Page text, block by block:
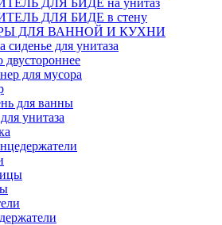
ДЛЯ БИДЕ на унитаз
ДЛЯ БИДЕ в стену
ДЛЯ ВАННОЙ И КУХНИ
для унитаза
двустороннее
для мусора
для ванны
унитаза